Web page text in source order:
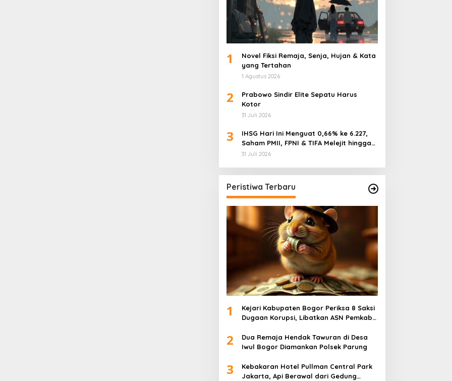
1
Novel Fiksi Remaja, Senja, Hujan & Kata
yang Tertahan
1 Agustus 2026
2
Prabowo Sindir Elite Sepatu Harus
Kotor
31 Juli 2026
3
IHSG Hari Ini Menguat 0,66% ke 6.227,
Saham PMII, FPNI & TIFA Melejit hingga
28%! Ini Daftar Saham Paling Cuan &
31 Juli 2026
Peristiwa Terbaru
1
Kejari Kabupaten Bogor Periksa 8 Saksi
Dugaan Korupsi, Libatkan ASN Pemkab
2
Dua Remaja Hendak Tawuran di Desa
Iwul Bogor Diamankan Polsek Parung
3
Kebakaran Hotel Pullman Central Park
Jakarta, Api Berawal dari Gedung